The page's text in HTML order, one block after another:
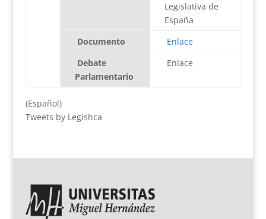
Legislativa de
España
Documento
Enlace
Debate
Parlamentario
Enlace
(Español)
Tweets by Legishca